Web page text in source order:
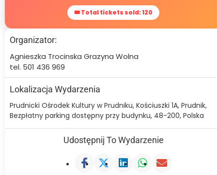
🎟 Total tickets sold: 120
Organizator:
Agnieszka Trocinska Grazyna Wolna
tel. 501 436 969
Lokalizacja Wydarzenia
Prudnicki Ośrodek Kultury w Prudniku, Kościuszki 1A, Prudnik,
Bezpłatny parking dostępny przy budynku, 48-200, Polska
Udostępnij To Wydarzenie